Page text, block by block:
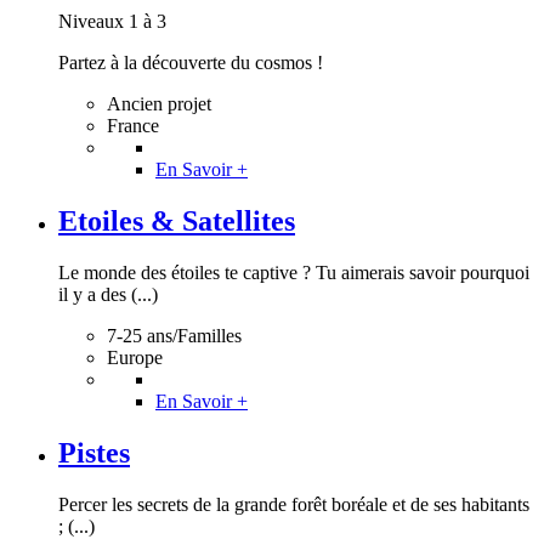
Niveaux 1 à 3
Partez à la découverte du cosmos !
Ancien projet
France
En Savoir +
Etoiles & Satellites
Le monde des étoiles te captive ? Tu aimerais savoir pourquoi
il y a des (...)
7-25 ans/Familles
Europe
En Savoir +
Pistes
Percer les secrets de la grande forêt boréale et de ses habitants
; (...)